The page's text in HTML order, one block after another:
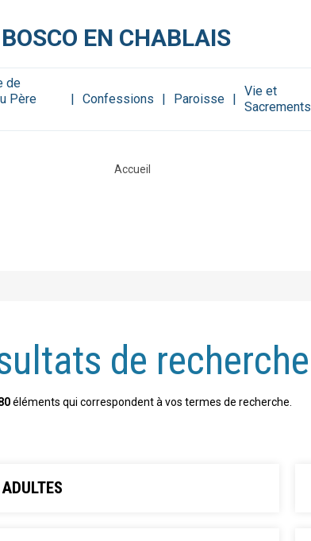
EN CHABLAIS
de
Père
Confessions Paroisse
Vie et
Sacrements
Accueil
de recherche
éléments qui correspondent à vos termes de recherche.
ADULTES